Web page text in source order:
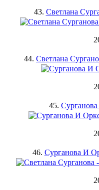
43. Светлана
44. Светлана
45.
46. Сурганова И